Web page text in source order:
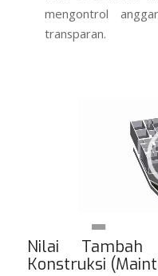
mengontrol
transparan.
Nilai
Konstruksi